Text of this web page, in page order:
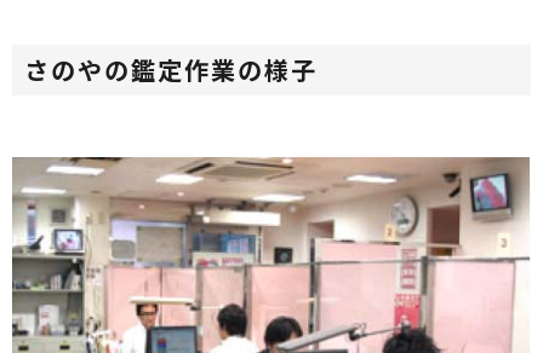
さのやの鑑定作業の様子